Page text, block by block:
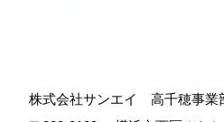
株式会社サンエイ 高千穂事業